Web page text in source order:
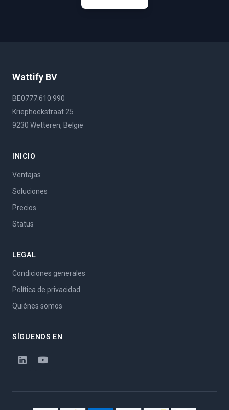
Wattify BV
BE0777.610.990
Kriephoekstraat 25
9230 Wetteren, België
INICIO
Ventajas
Soluciones
Precios
Status
LEGAL
Condiciones generales
Política de privacidad
Quiénes somos
SÍGUENOS EN